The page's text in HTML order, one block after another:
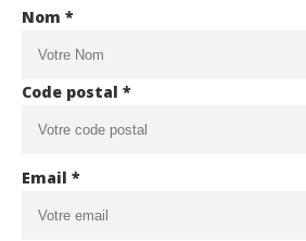
Nom *
Code postal *
Email *